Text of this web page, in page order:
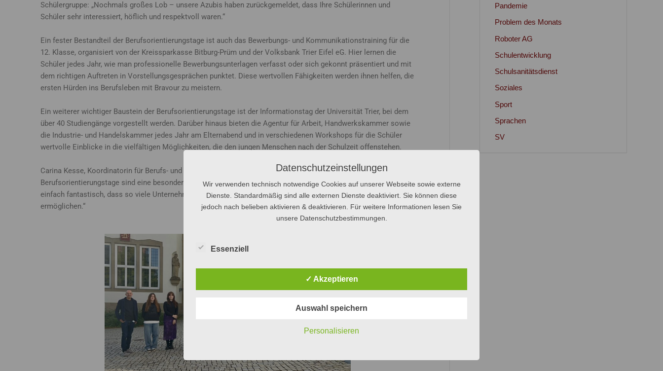
Schülergruppe: „Nochmals großes Lob – unsere Azubis haben zurückgemeldet, dass Ihre Schülerinnen und
Schüler sehr interessiert, höflich und respektvoll waren.“
Ein fester Bestandteil der Berufsorientierungstage ist auch das Bewerbungs- und Kommunikationstraining für die
12. Klasse, organisiert von der Kreissparkasse Bitburg-Prüm und der Volksbank Trier Eifel eG. Hier lernen die
Schüler jedes Jahr, wie man professionelle Bewerbungsunterlagen verfasst oder sich gekonnt präsentiert und mit
dem richtigen Auftreten in Vorstellungsgesprächen punktet. Diese wertvollen Fähigkeiten werden ihnen helfen, die
ersten Hürden ins Berufsleben mit Bravour zu meistern.
Ein weiterer wichtiger Baustein der Berufsorientierungstage ist der Informationstag der Universität Trier, bei dem
über 40 Studiengänge vorgestellt werden. Darüber hinaus bieten die Agentur für Arbeit, Handwerkskammer sowie
die Industrie- und Handelskammer jedes Jahr am Elternabend und in verschiedenen Workshops für die Schüler
wertvolle Einblicke in die vielfältigen Möglichkeiten, die den jungen Menschen nach der Schulzeit offenstehen.
Carina Kesse, Koordinatorin für Berufs- und Studienorientierung am St.-Willibrord-Gymnasium: „Unsere
Berufsorientierungstage sind eine besondere Gelegenheit, den Schülern die Arbeitswelt näherzubringen. Es ist
einfach fantastisch, dass so viele Unternehmen und Institutionen bereit sind, ihnen diesen Einblick zu
ermöglichen.“
Pandemie
Problem des Monats
Roboter AG
Schulentwicklung
Schulsanitätsdienst
Soziales
Sport
Sprachen
SV
Datenschutzeinstellungen
Wir verwenden technisch notwendige Cookies auf unserer Webseite sowie externe
Dienste. Standardmäßig sind alle externen Dienste deaktiviert. Sie können diese
jedoch nach belieben aktivieren & deaktivieren. Für weitere Informationen lesen Sie
unsere Datenschutzbestimmungen.
Essenziell
✓ Akzeptieren
Auswahl speichern
Personalisieren